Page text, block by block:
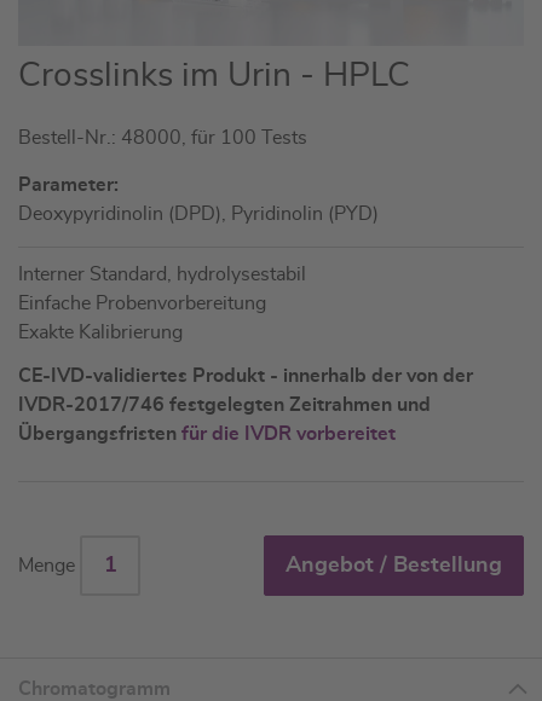
Zum
Anfang
Bildgalerie
springen
Crosslinks im Urin - HPLC
Bestell-Nr.: 48000, für 100 Tests
Parameter:
Deoxypyridinolin (DPD), Pyridinolin (PYD)
Interner Standard, hydrolysestabil
Einfache Probenvorbereitung
Exakte Kalibrierung
CE-IVD-validiertes Produkt - innerhalb der von der
IVDR-2017/746 festgelegten Zeitrahmen und
Übergangsfristen für die IVDR vorbereitet
Menge Angebot / Bestellung
Chromatogramm